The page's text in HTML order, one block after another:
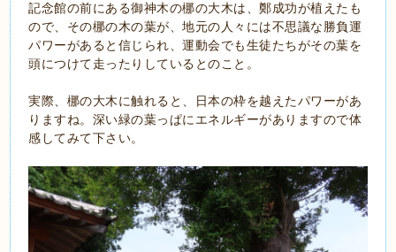
記念館の前にある御神木の梛の大木は、鄭成功が植えたも
ので、その梛の木の葉が、地元の人々には不思議な勝負運
パワーがあると信じられ、運動会でも生徒たちがその葉を
頭につけて走ったりしているとのこと。
実際、梛の大木に触れると、日本の枠を越えたパワーがあ
りますね。深い緑の葉っぱにエネルギーがありますので体
感してみて下さい。